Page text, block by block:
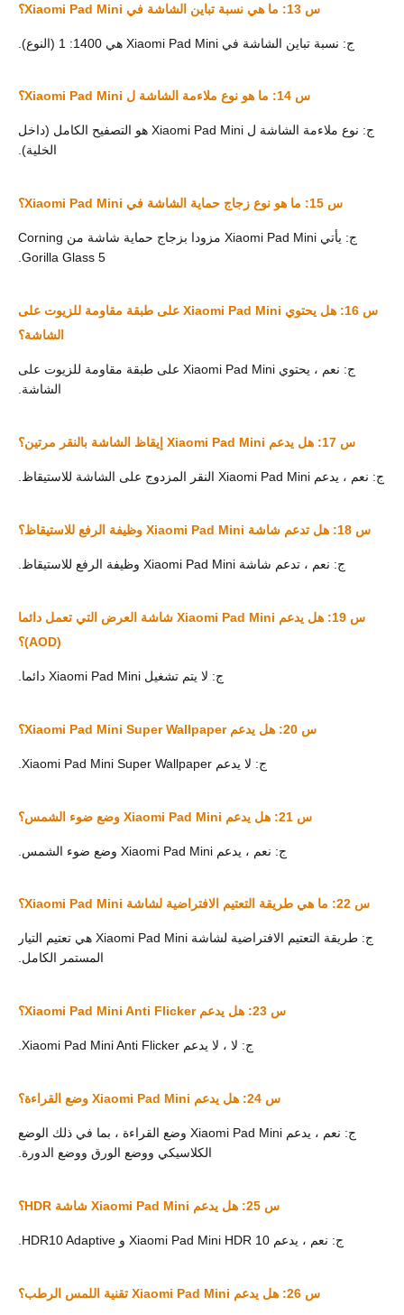
س 13: ما هي نسبة تباين الشاشة في Xiaomi Pad Mini؟
ج: نسبة تباين الشاشة في Xiaomi Pad Mini هي 1400: 1 (النوع).
س 14: ما هو نوع ملاءمة الشاشة ل Xiaomi Pad Mini؟
ج: نوع ملاءمة الشاشة ل Xiaomi Pad Mini هو التصفيح الكامل (داخل
الخلية).
س 15: ما هو نوع زجاج حماية الشاشة في Xiaomi Pad Mini؟
ج: يأتي Xiaomi Pad Mini مزودا بزجاج حماية شاشة من Corning
Gorilla Glass 5.
س 16: هل يحتوي Xiaomi Pad Mini على طبقة مقاومة للزيوت على
الشاشة؟
ج: نعم ، يحتوي Xiaomi Pad Mini على طبقة مقاومة للزيوت على
الشاشة.
س 17: هل يدعم Xiaomi Pad Mini إيقاظ الشاشة بالنقر مرتين؟
ج: نعم ، يدعم Xiaomi Pad Mini النقر المزدوج على الشاشة للاستيقاظ.
س 18: هل تدعم شاشة Xiaomi Pad Mini وظيفة الرفع للاستيقاظ؟
ج: نعم ، تدعم شاشة Xiaomi Pad Mini وظيفة الرفع للاستيقاظ.
س 19: هل يدعم Xiaomi Pad Mini شاشة العرض التي تعمل دائما
(AOD)؟
ج: لا يتم تشغيل Xiaomi Pad Mini دائما.
س 20: هل يدعم Xiaomi Pad Mini Super Wallpaper؟
ج: لا يدعم Xiaomi Pad Mini Super Wallpaper.
س 21: هل يدعم Xiaomi Pad Mini وضع ضوء الشمس؟
ج: نعم ، يدعم Xiaomi Pad Mini وضع ضوء الشمس.
س 22: ما هي طريقة التعتيم الافتراضية لشاشة Xiaomi Pad Mini؟
ج: طريقة التعتيم الافتراضية لشاشة Xiaomi Pad Mini هي تعتيم التيار
المستمر الكامل.
س 23: هل يدعم Xiaomi Pad Mini Anti Flicker؟
ج: لا ، لا يدعم Xiaomi Pad Mini Anti Flicker.
س 24: هل يدعم Xiaomi Pad Mini وضع القراءة؟
ج: نعم ، يدعم Xiaomi Pad Mini وضع القراءة ، بما في ذلك الوضع
الكلاسيكي ووضع الورق ووضع الدورة.
س 25: هل يدعم Xiaomi Pad Mini شاشة HDR؟
ج: نعم ، يدعم Xiaomi Pad Mini HDR 10 و HDR10 Adaptive.
س 26: هل يدعم Xiaomi Pad Mini تقنية اللمس الرطب؟